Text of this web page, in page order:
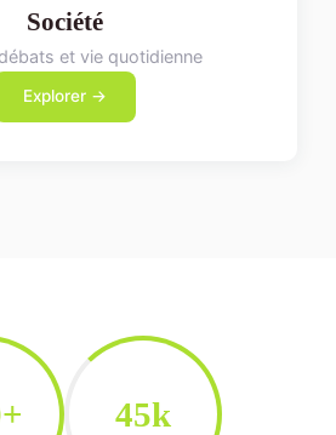
Société
et vie quotidienne
Explorer →
45k